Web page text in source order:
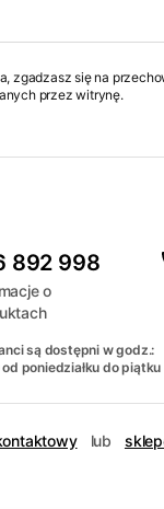
zgadzasz się na
przez witrynę.
892 998
o
są dostępni w godz.:
poniedziałku do piątku
lub